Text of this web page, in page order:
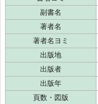
副書名
著者名
著者名ヨミ
出版地
出版者
出版年
頁数・図版